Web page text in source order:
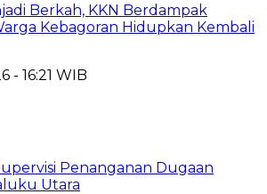
Berkah, KKN Berdampak
Kebagoran Hidupkan Kembali
- 16:21 WIB
Penanganan Dugaan
Utara